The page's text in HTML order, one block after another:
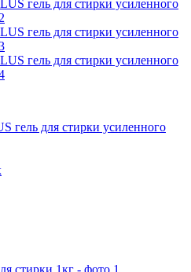
гель для стирки усиленного